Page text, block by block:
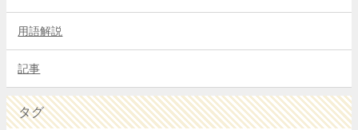
用語解説
記事
タグ